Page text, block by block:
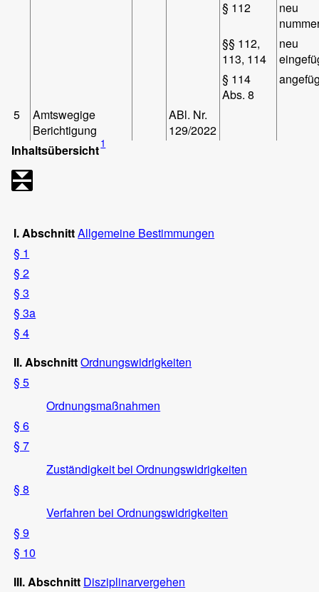
§ 112
neu
§§ 112,
113, 114
neu
§ 114
Abs. 8
5
Amtswegige
Berichtigung
ABl. Nr.
129/2022
Inhaltsübersicht1
I. AbschnittAllgemeine Bestimmungen
§ 1
§ 2
§ 3
§ 3a
§ 4
II. AbschnittOrdnungswidrigkeiten
§ 5
Ordnungsmaßnahmen
§ 6
§ 7
Zuständigkeit bei Ordnungswidrigkeiten
§ 8
Verfahren bei Ordnungswidrigkeiten
§ 9
§ 10
III. Abschnitt Disziplinarvergehen